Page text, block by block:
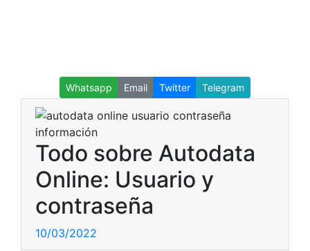
Whatsapp Email Twitter Telegram
Todo sobre Autodata
Online: Usuario y
contraseña
10/03/2022